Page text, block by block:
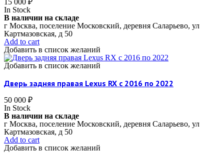
In Stock
В наличии на складе
г Москва, поселение Московский, деревня Саларьево, ул
Картмазовская, д 50
Add to cart
Добавить в список желаний
Добавить в список желаний
Дверь задняя правая Lexus RX c 2016 по 2022
50 000 ₽
In Stock
В наличии на складе
г Москва, поселение Московский, деревня Саларьево, ул
Картмазовская, д 50
Add to cart
Добавить в список желаний